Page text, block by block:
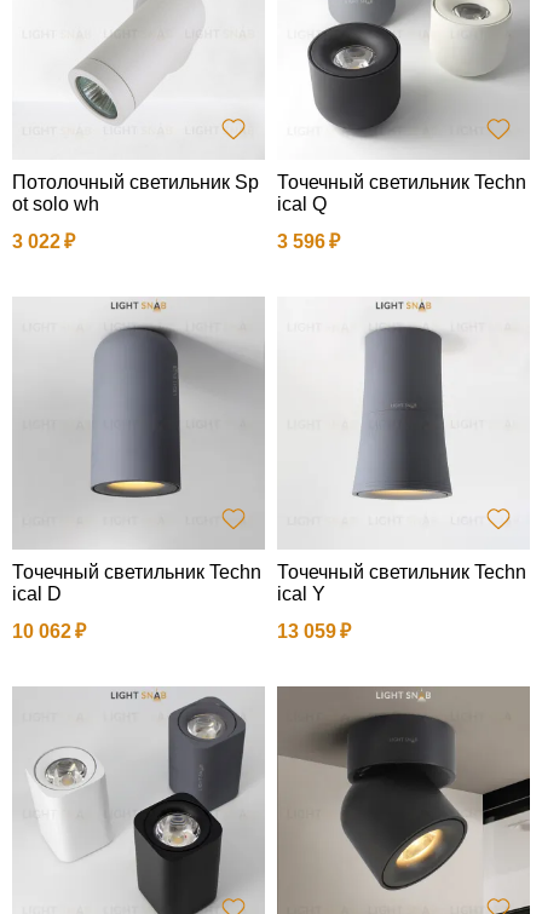
Потолочный светильник Sp
ot solo wh
3 022
Точечный светильник Techn
ical Q
3 596
Точечный светильник Techn
ical D
10 062
Точечный светильник Techn
ical Y
13 059